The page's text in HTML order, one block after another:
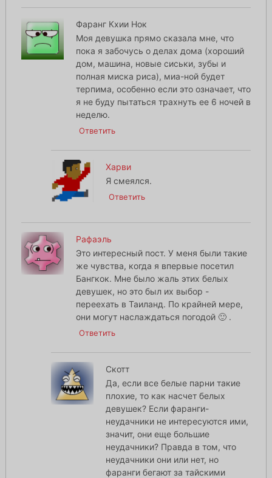
Фаранг Кхии Нок
Моя девушка прямо сказала мне, что
пока я забочусь о делах дома (хороший
дом, машина, новые сиськи, зубы и
полная миска риса), миа-ной будет
терпима, особенно если это означает, что
я не буду пытаться трахнуть ее 6 ночей в
неделю.
Ответить
Харви
Я смеялся.
Ответить
Рафаэль
Это интересный пост. У меня были такие
же чувства, когда я впервые посетил
Бангкок. Мне было жаль этих белых
девушек, но это был их выбор -
переехать в Таиланд. По крайней мере,
они могут наслаждаться погодой 🙂 .
Ответить
Скотт
Да, если все белые парни такие
плохие, то как насчет белых
девушек? Если фаранги-
неудачники не интересуются ими,
значит, они еще большие
неудачники? Правда в том, что
неудачники они или нет, но
фаранги бегают за тайскими